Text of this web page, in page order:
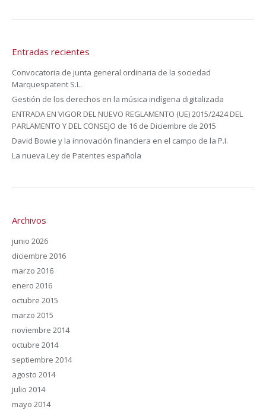
Entradas recientes
Convocatoria de junta general ordinaria de la sociedad
Marquespatent S.L.
Gestión de los derechos en la música indígena digitalizada
ENTRADA EN VIGOR DEL NUEVO REGLAMENTO (UE) 2015/2424 DEL
PARLAMENTO Y DEL CONSEJO de 16 de Diciembre de 2015
David Bowie y la innovación financiera en el campo de la P.I.
La nueva Ley de Patentes española
Archivos
junio 2026
diciembre 2016
marzo 2016
enero 2016
octubre 2015
marzo 2015
noviembre 2014
octubre 2014
septiembre 2014
agosto 2014
julio 2014
mayo 2014